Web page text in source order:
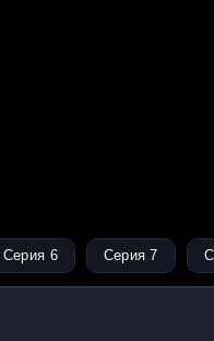
Серия 6 Серия 7